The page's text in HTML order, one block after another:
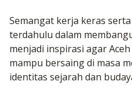
Semangat kerja keras
terdahulu dalam
menjadi inspirasi agar
mampu bersaing di masa
identitas sejarah dan